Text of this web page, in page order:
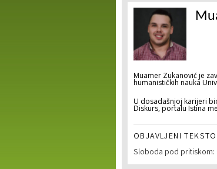
Muamer Zukanović je
humanističkih nauka
U dosadašnjoj karijeri
Diskurs, portalu Istina
OBJAVLJENI
Sloboda pod pritiskom: